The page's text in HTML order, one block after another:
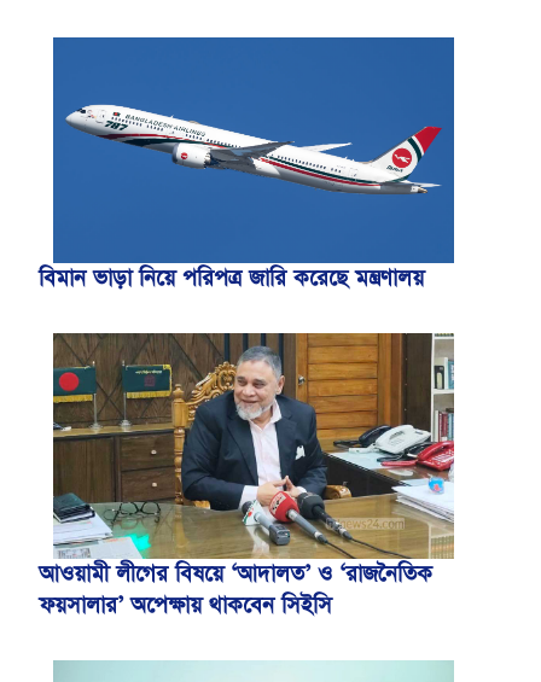
বিমান ভাড়া নিয়ে পরিপত্র জারি করেছে মন্ত্রণালয়
আওয়ামী লীগের বিষয়ে ‘আদালত’ ও ‘রাজনৈতিক
ফয়সালার’ অপেক্ষায় থাকবেন সিইসি